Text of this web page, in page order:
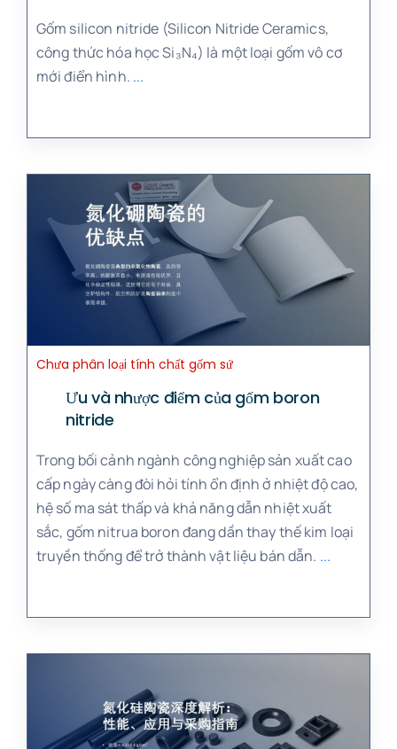
Gốm silicon nitride (Silicon Nitride Ceramics,
công thức hóa học Si₃N₄) là một loại gốm vô cơ
mới điển hình. ...
Chưa phân loại tính chất gốm sứ
Ưu và nhược điểm của gốm boron
nitride
Trong bối cảnh ngành công nghiệp sản xuất cao
cấp ngày càng đòi hỏi tính ổn định ở nhiệt độ cao,
hệ số ma sát thấp và khả năng dẫn nhiệt xuất
sắc, gốm nitrua boron đang dần thay thế kim loại
truyền thống để trở thành vật liệu bán dẫn. ...